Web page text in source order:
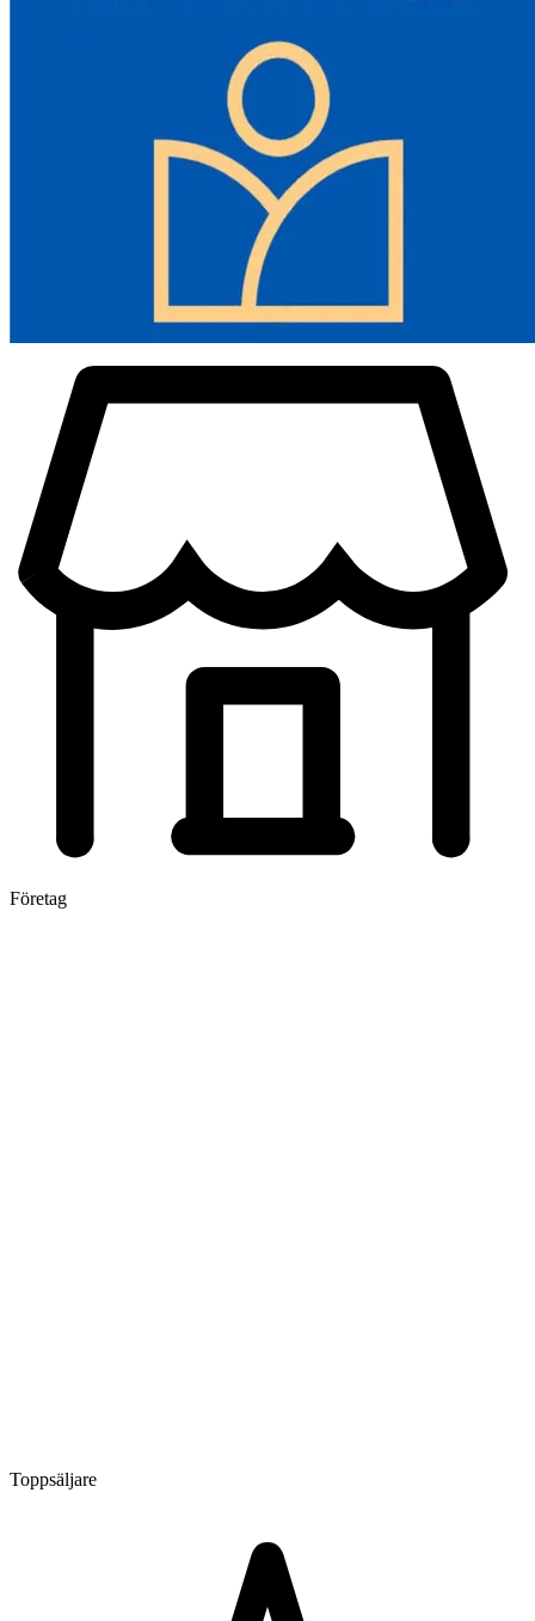
- Vändbar gripsats: Svarvchucken är utrustad med tre inåtstegade
- Förbättrad flexibilitet: T-Clamp-nyckeln för svarvdelar gör att olika
arbetsstycken kan monteras. Enkel hantering minskar
konverteringstiden för din bekvämlighet.
- Hög precision: Den 4-käftade svarvchucken fungerar exakt och
lagertoleransen är =0,07 mm (0,003 tum), vilket säkerställer att
metallbearbetningen är tillfredsställande.
- Utmärkt mångsidighet: Denna hylsa är kompakt. Den är lämplig
för montering på metallsvarvchuckar och fastspänning av
arbetsstycken av olika former.
Företag
Toppsäljare